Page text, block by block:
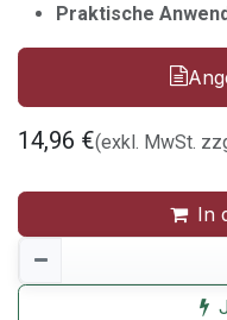
Praktische
14,96 €(exkl. MwSt.
In